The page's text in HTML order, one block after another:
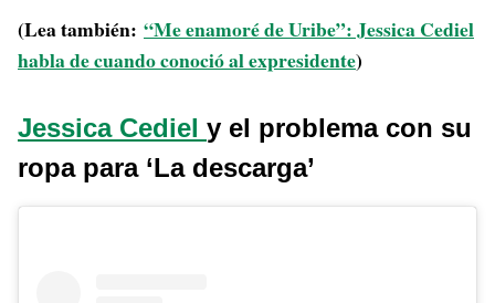
(Lea también: “Me enamoré de Uribe”: Jessica Cediel
habla de cuando conoció al expresidente)
Jessica Cediel y el problema con su
ropa para ‘La descarga’